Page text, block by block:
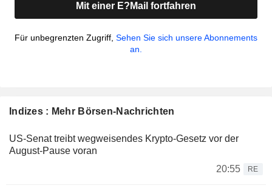
Mit einer E?Mail fortfahren
Für unbegrenzten Zugriff, Sehen Sie sich unsere Abonnements
an.
Indizes : Mehr Börsen-Nachrichten
US-Senat treibt wegweisendes Krypto-Gesetz vor der
August-Pause voran
20:55
RE